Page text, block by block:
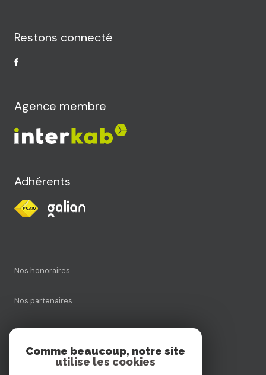
Restons connecté
Agence membre
Adhérents
Nos honoraires
Nos partenaires
Mentions légales
Comme beaucoup, notre site
utilise les cookies